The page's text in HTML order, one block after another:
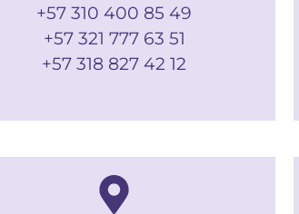
+57 310 400 85 49
+57 321 777 63 51
+57 318 827 42 12